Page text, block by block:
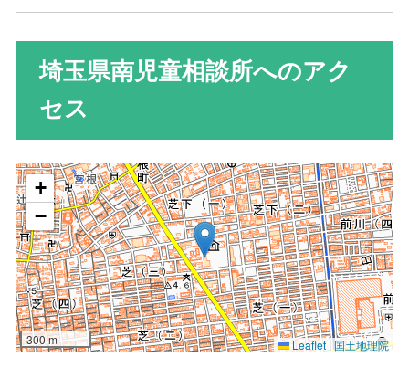
埼玉県南児童相談所へのアク
セス